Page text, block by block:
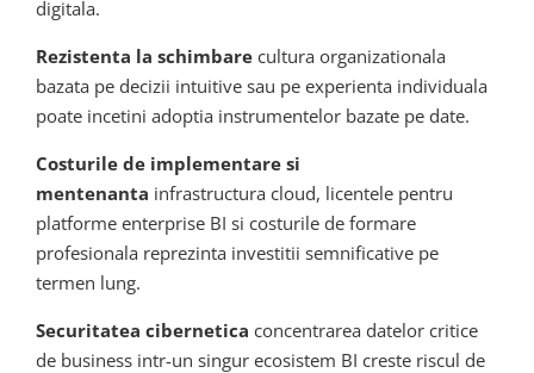
digitala.
Rezistenta la schimbare cultura organizationala
bazata pe decizii intuitive sau pe experienta individuala
poate incetini adoptia instrumentelor bazate pe date.
Costurile de implementare si
mentenanta infrastructura cloud, licentele pentru
platforme enterprise BI si costurile de formare
profesionala reprezinta investitii semnificative pe
termen lung.
Securitatea cibernetica concentrarea datelor critice
de business intr-un singur ecosistem BI creste riscul de